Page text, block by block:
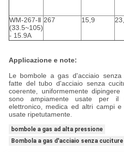
WM-267-Ⅱ
(33.5~105)
- 15.9A
267 15,9
Applicazione e note:
Le bombole a gas d'acciaio
fatte del tubo d'acciaio senza
coerente, uniformemente
sono ampiamente usate per il
elettronico, medica ed altri campi
usate ripetutamente.
bombole a gas ad alta pressione
Bombola a gas d'acciaio senza cuciture